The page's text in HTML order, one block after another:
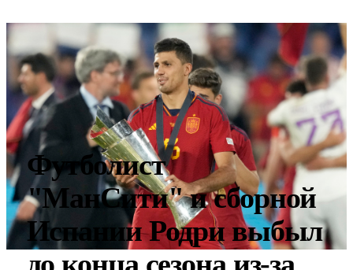
Футболист
"МанСити" и сборной
Испании Родри выбыл